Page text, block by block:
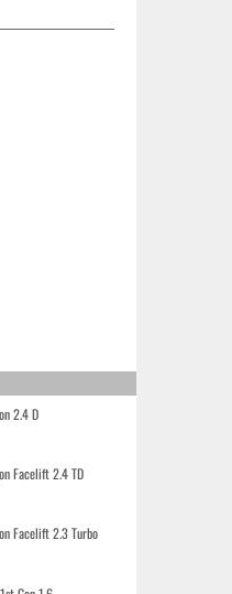
2.4 D
Facelift 2.4 TD
Facelift 2.3 Turbo